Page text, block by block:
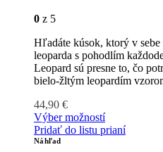
0 z 5
Hľadáte kúsok, ktorý v sebe
leoparda s pohodlím
Leopard sú presne to, čo
bielo-žltým leopardím
44,90 €
Výber možností
Pridať do listu prianí
Náhľad